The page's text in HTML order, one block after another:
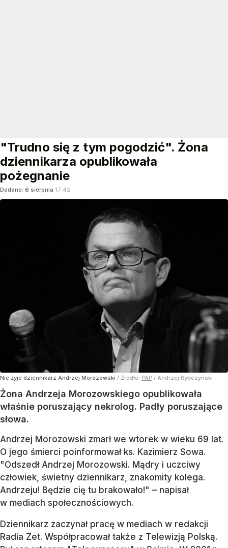
"Trudno się z tym pogodzić". Żona
dziennikarza opublikowała
pożegnanie
Dodano: 6 sierpnia 17:42
Nie żyje dziennikarz Andrzej Morozowski / Źródło: PAP / Andrzej Rybczyński
Żona Andrzeja Morozowskiego opublikowała
właśnie poruszający nekrolog. Padły poruszające
słowa.
Andrzej Morozowski zmarł we wtorek w wieku 69 lat.
O jego śmierci poinformował ks. Kazimierz Sowa.
"Odszedł Andrzej Morozowski. Mądry i uczciwy
człowiek, świetny dziennikarz, znakomity kolega.
Andrzeju! Będzie cię tu brakowało!" – napisał
w mediach społecznościowych.
Dziennikarz zaczynał pracę w mediach w redakcji
Radia Zet. Współpracował także z Telewizją Polską.